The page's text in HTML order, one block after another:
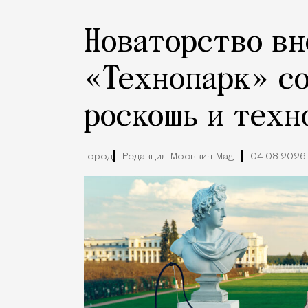
Новаторство
«Технопарк»
роскошь и
Город Редакция Москвич Mag 04.08.2026